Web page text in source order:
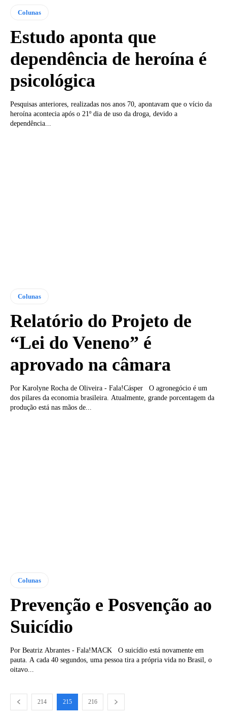
Colunas
Estudo aponta que
dependência de heroína é
psicológica
Pesquisas anteriores, realizadas nos anos 70, apontavam que o vício da
heroína acontecia após o 21º dia de uso da droga, devido a
dependência...
Colunas
Relatório do Projeto de
“Lei do Veneno” é
aprovado na câmara
Por Karolyne Rocha de Oliveira - Fala!Cásper O agronegócio é um
dos pilares da economia brasileira. Atualmente, grande porcentagem da
produção está nas mãos de...
Colunas
Prevenção e Posvenção ao
Suicídio
Por Beatriz Abrantes - Fala!MACK O suicídio está novamente em
pauta. A cada 40 segundos, uma pessoa tira a própria vida no Brasil, o
oitavo...
214 215 216